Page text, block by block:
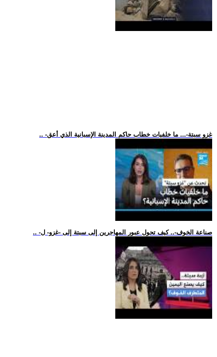
.. -غزو سبتة-... ما خلفيات خطاب حاكم المدينة الإسبانية الذي أعق
.. -صناعة الخوف-.. كيف تحول عبور المهاجرين إلى سبتة إلى -غزو- ل